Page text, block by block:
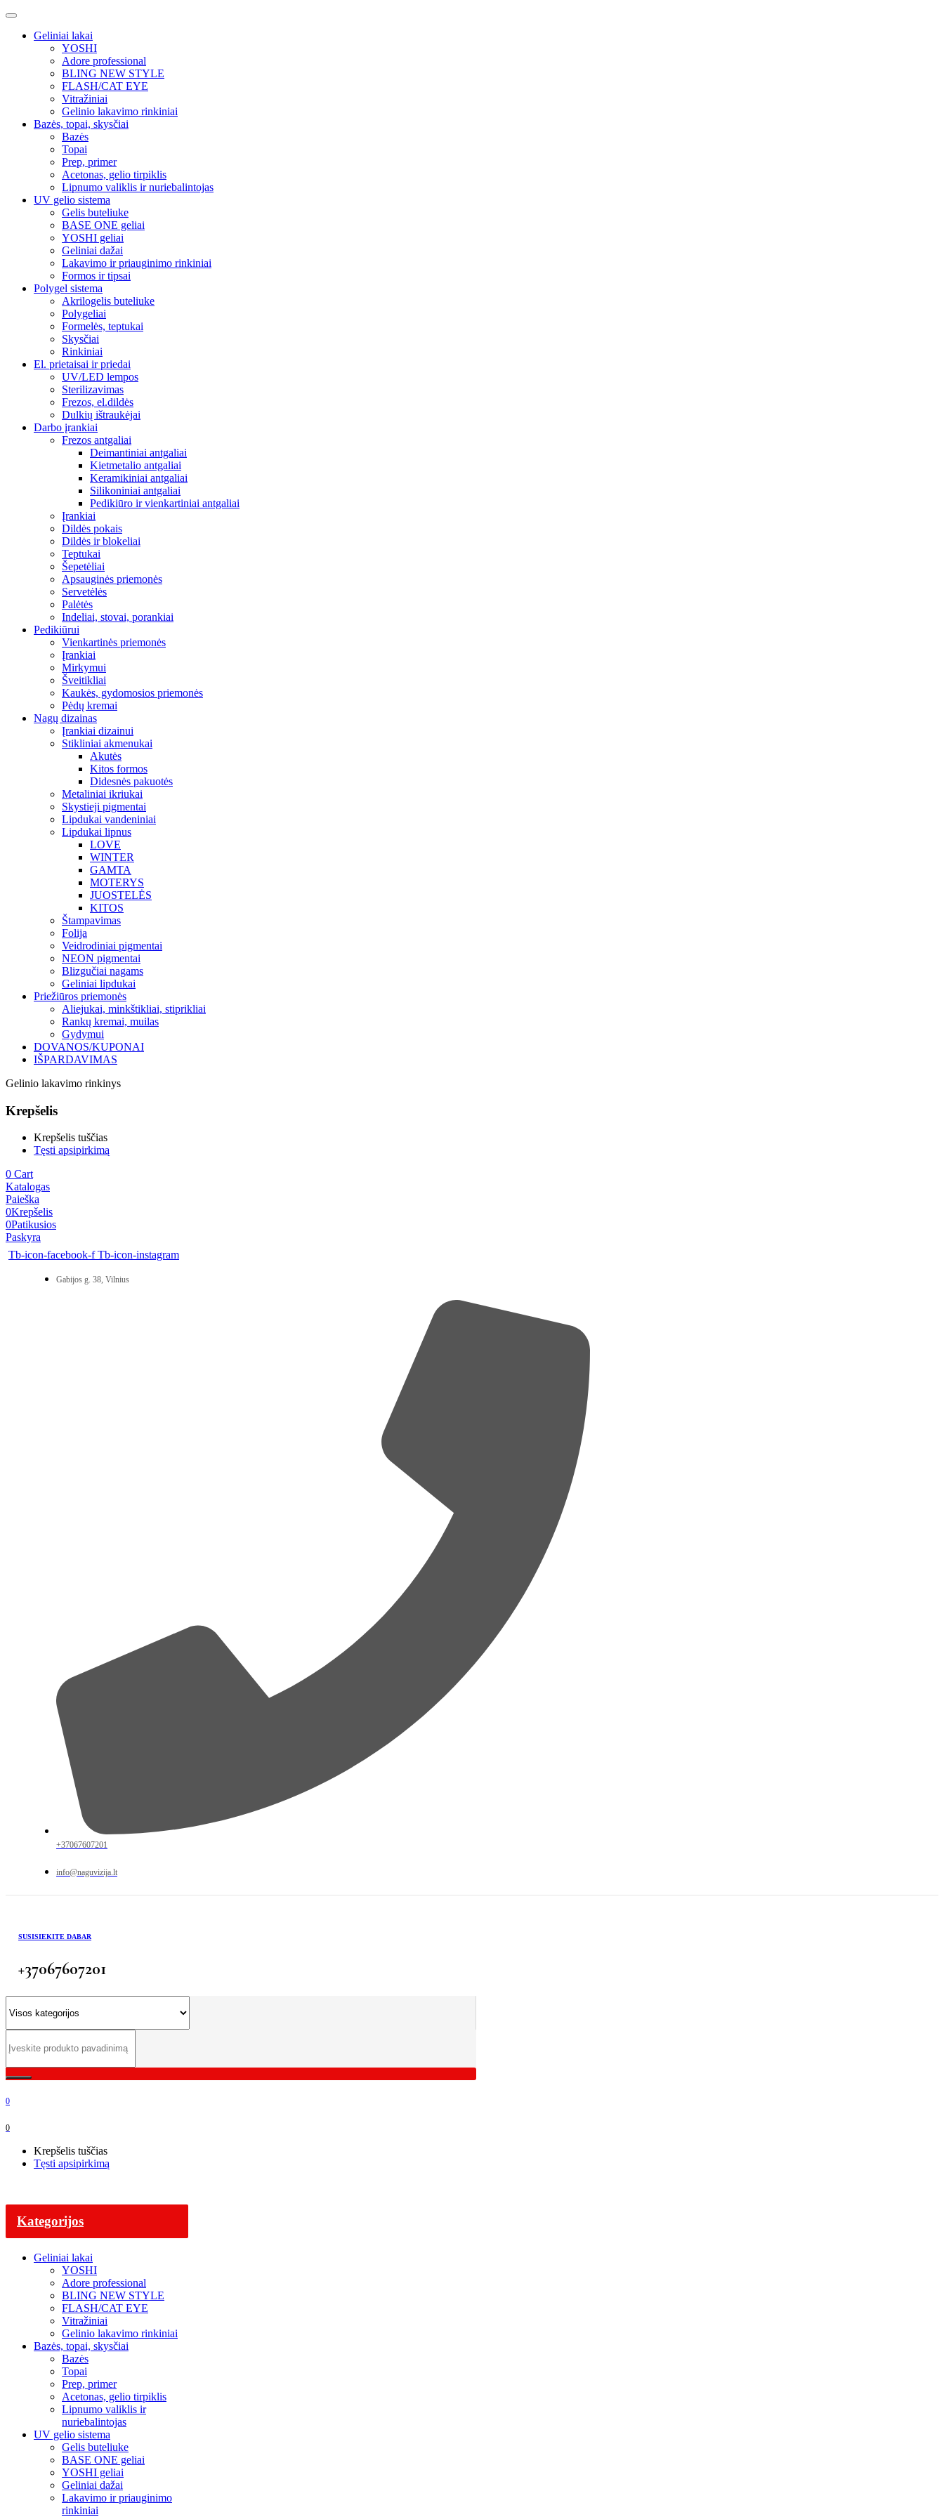
Geliniai lakai
YOSHI
Adore professional
BLING NEW STYLE
FLASH/CAT EYE
Vitražiniai
Gelinio lakavimo rinkiniai
Bazės, topai, skysčiai
Bazės
Topai
Prep, primer
Acetonas, gelio tirpiklis
Lipnumo valiklis ir nuriebalintojas
UV gelio sistema
Gelis buteliuke
BASE ONE geliai
YOSHI geliai
Geliniai dažai
Lakavimo ir priauginimo rinkiniai
Formos ir tipsai
Polygel sistema
Akrilogelis buteliuke
Polygeliai
Formelės, teptukai
Skysčiai
Rinkiniai
El. prietaisai ir priedai
UV/LED lempos
Sterilizavimas
Frezos, el.dildės
Dulkių ištraukėjai
Darbo įrankiai
Frezos antgaliai
Deimantiniai antgaliai
Kietmetalio antgaliai
Keramikiniai antgaliai
Silikoniniai antgaliai
Pedikiūro ir vienkartiniai antgaliai
Įrankiai
Dildės pokais
Dildės ir blokeliai
Teptukai
Šepetėliai
Apsauginės priemonės
Servetėlės
Palėtės
Indeliai, stovai, porankiai
Pedikiūrui
Vienkartinės priemonės
Įrankiai
Mirkymui
Šveitikliai
Kaukės, gydomosios priemonės
Pėdų kremai
Nagų dizainas
Įrankiai dizainui
Stikliniai akmenukai
Akutės
Kitos formos
Didesnės pakuotės
Metaliniai ikriukai
Skystieji pigmentai
Lipdukai vandeniniai
Lipdukai lipnus
LOVE
WINTER
GAMTA
MOTERYS
JUOSTELĖS
KITOS
Štampavimas
Folija
Veidrodiniai pigmentai
NEON pigmentai
Blizgučiai nagams
Geliniai lipdukai
Priežiūros priemonės
Aliejukai, minkštikliai, stiprikliai
Rankų kremai, muilas
Gydymui
DOVANOS/KUPONAI
IŠPARDAVIMAS
Gelinio lakavimo rinkinys
Krepšelis
Krepšelis tuščias
Tęsti apsipirkimą
0 Cart
Katalogas
Paieška
0Krepšelis
0Patikusios
Paskyra
Tb-icon-facebook-f Tb-icon-instagram
Gabijos g. 38, Vilnius
+37067607201
info@naguvizija.lt
SUSISIEKITE DABAR
+37067607201
0
0
Krepšelis tuščias
Tęsti apsipirkimą
Kategorijos
Geliniai lakai
YOSHI
Adore professional
BLING NEW STYLE
FLASH/CAT EYE
Vitražiniai
Gelinio lakavimo rinkiniai
Bazės, topai, skysčiai
Bazės
Topai
Prep, primer
Acetonas, gelio tirpiklis
Lipnumo valiklis ir
nuriebalintojas
UV gelio sistema
Gelis buteliuke
BASE ONE geliai
YOSHI geliai
Geliniai dažai
Lakavimo ir priauginimo
rinkiniai